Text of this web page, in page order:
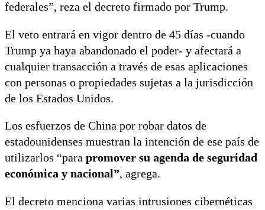
federales”, reza el decreto firmado por Trump.
El veto entrará en vigor dentro de 45 días -cuando
Trump ya haya abandonado el poder- y afectará a
cualquier transacción a través de esas aplicaciones
con personas o propiedades sujetas a la jurisdicción
de los Estados Unidos.
Los esfuerzos de China por robar datos de
estadounidenses muestran la intención de ese país de
utilizarlos “para promover su agenda de seguridad
económica y nacional”, agrega.
El decreto menciona varias intrusiones cibernéticas